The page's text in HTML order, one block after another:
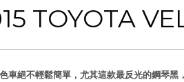
TOYOTA
車絕不輕鬆簡單，尤其這款最反光的鋼琴黑